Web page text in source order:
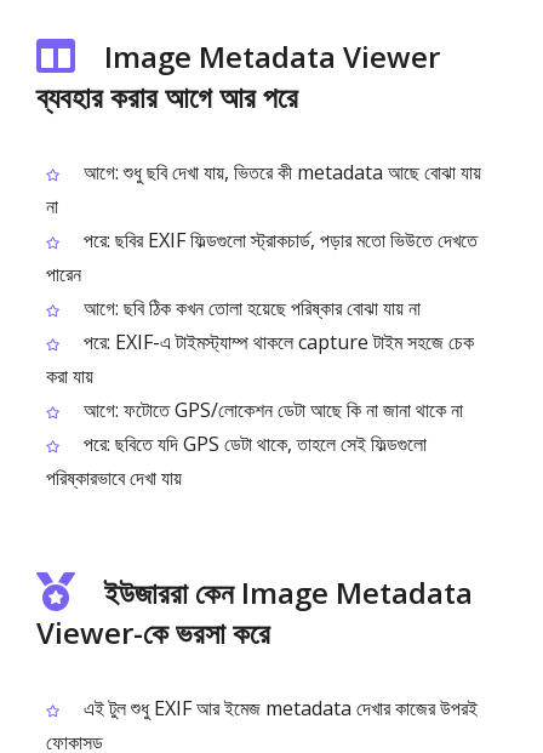
Image Metadata Viewer
ব্যবহার করার আগে আর পরে
আগে: শুধু ছবি দেখা যায়, ভিতরে কী metadata আছে বোঝা যায়
না
পরে: ছবির EXIF ফিল্ডগুলো স্ট্রাকচার্ড, পড়ার মতো ভিউতে দেখতে
পারেন
আগে: ছবি ঠিক কখন তোলা হয়েছে পরিষ্কার বোঝা যায় না
পরে: EXIF-এ টাইমস্ট্যাম্প থাকলে capture টাইম সহজে চেক
করা যায়
আগে: ফটোতে GPS/লোকেশন ডেটা আছে কি না জানা থাকে না
পরে: ছবিতে যদি GPS ডেটা থাকে, তাহলে সেই ফিল্ডগুলো
পরিষ্কারভাবে দেখা যায়
ইউজাররা কেন Image Metadata
Viewer-কে ভরসা করে
এই টুল শুধু EXIF আর ইমেজ metadata দেখার কাজের উপরই
ফোকাসড